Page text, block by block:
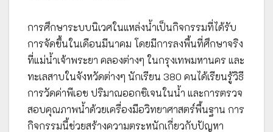
การศึกษาระบบนิเวศในแหล่งน้ำเป็นกิจกรรมที่ได้รับ
การจัดขึ้นในเดือนมีนาคม โดยมีการลงพื้นที่ศึกษาจริง
ที่แม่น้ำเจ้าพระยา คลองต่างๆ ในกรุงเทพมหานคร และ
ทะเลสาบในจังหวัดต่างๆ นักเรียน 380 คนได้เรียนรู้วิธี
การวัดค่าพีเอช ปริมาณออกซิเจนในน้ำ และการตรวจ
สอบคุณภาพน้ำด้วยเครื่องมือวิทยาศาสตร์พื้นฐาน การ
กิจกรรมนี้ช่วยสร้างความตระหนักเกี่ยวกับปัญหา